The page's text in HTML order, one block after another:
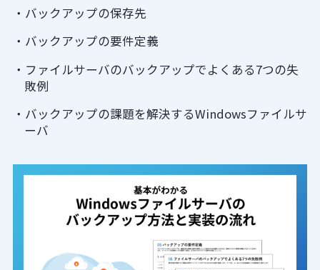
バックアップの保存先
バックアップの要件定義
ファイルサーバのバックアップでよくある7つの失
敗例
バックアップの課題を解決するWindowsファイルサ
ーバ